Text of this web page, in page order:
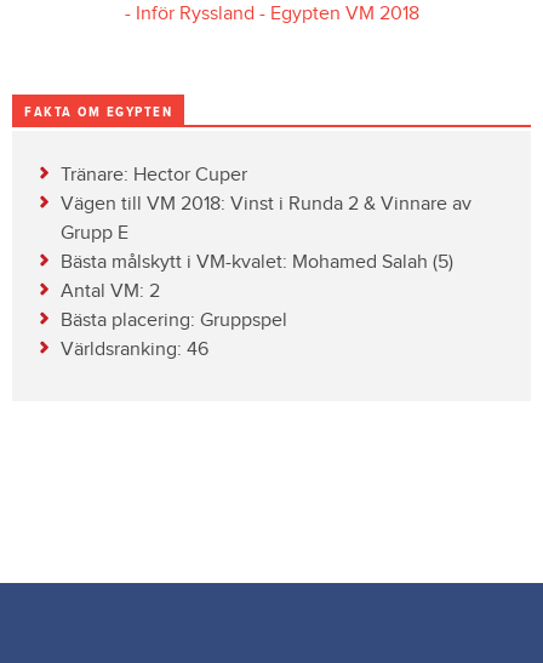
- Inför Ryssland - Egypten VM 2018
FAKTA OM EGYPTEN
Tränare: Hector Cuper
Vägen till VM 2018: Vinst i Runda 2 & Vinnare av
Grupp E
Bästa målskytt i VM-kvalet: Mohamed Salah (5)
Antal VM: 2
Bästa placering: Gruppspel
Världsranking: 46